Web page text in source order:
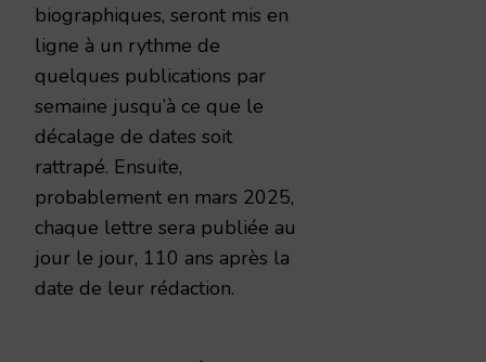
biographiques, seront mis en
ligne à un rythme de
quelques publications par
semaine jusqu’à ce que le
décalage de dates soit
rattrapé. Ensuite,
probablement en mars 2025,
chaque lettre sera publiée au
jour le jour, 110 ans après la
date de leur rédaction.